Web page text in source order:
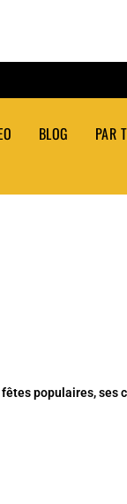
BLOG PAR
populaires, ses